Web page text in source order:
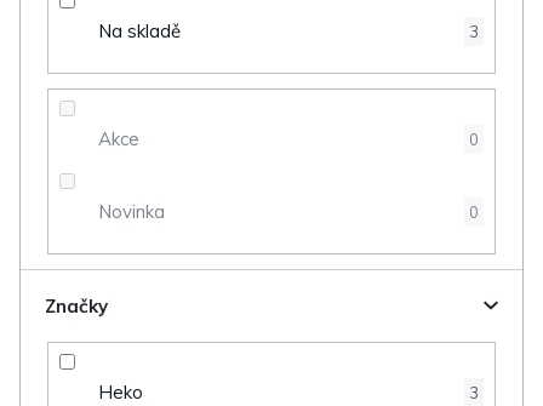
Na skladě 3
Akce 0
Novinka 0
Značky
Heko 3